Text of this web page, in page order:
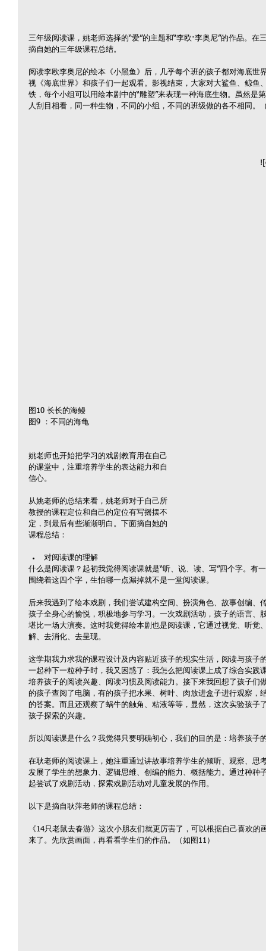
三年级阅读课，姚老师选择的“爱”的主题和“李欧·李奥尼”的作品。
摘自她的三年级课程总结。
阅读李欧李奥尼的绘本《小黑鱼》后，几乎每个班的孩子都对海底世
视《海底世界》和孩子们一起观看。影视结束，大家对大鲨鱼、鲸鱼
铁，每个小组可以用绘本剧中的“雕塑”来表现一种海底生物。虽然是
人刮目相看，同一种生物，不同的小组，不同的班级做的各不相同。
图10 长长的海鳗
图9 ：不同的海龟
姚老师也开始把学习的戏剧教育用在自己
的课堂中，注重培养学生的表达能力和自
信心。
从姚老师的总结来看，姚老师对于自己所
教授的课程定位和自己的定位有写摇摆不
定，到最后有些渐渐明白。下面摘自她的
课程总结：
对阅读课的理解
什么是阅读课？起初我觉得阅读课就是“听、说、读、写”四个字。有
围绕着这四个字，生怕哪一点漏掉就不是一堂阅读课。
后来我遇到了绘本戏剧，我们尝试建构空间、扮演角色、故事创编、
孩子全身心的愉悦，积极地参与学习。一次戏剧活动，孩子的语言、
堪比一场大演奏。这时我觉得绘本剧也是阅读课，它通过视觉、听觉
解、去消化、去呈现。
这学期我力求我的课程设计及内容贴近孩子的现实生活，阅读与孩子
一起种下一粒种子时，我又困惑了：我怎么把阅读课上成了综合实践
培养孩子的阅读兴趣、阅读习惯及阅读能力。接下来我回想了孩子们
的孩子查阅了电脑，有的孩子把水果、树叶、肉放进盒子进行观察，
的答案。而且还观察了蜗牛的触角、粘液等等，显然，这次实验孩子
孩子探索的兴趣。
所以阅读课是什么？我觉得只要明确初心，我们的目的是：培养孩子
在耿老师的阅读课上，她注重通过讲故事培养学生的倾听、观察、思
发展了学生的想象力、逻辑思维、创编的能力、概括能力。通过种种
起尝试了戏剧活动，探索戏剧活动对儿童发展的作用。
以下是摘自耿萍老师的课程总结：
《14只老鼠去春游》这次小朋友们就更厉害了，可以根据自己喜欢
来了。先欣赏画面，再看看学生们的作品。（如图11）